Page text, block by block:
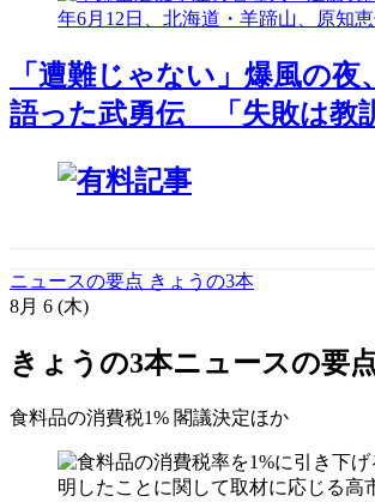
「遭難じゃない」爆風の夜
語った武勇伝 「失敗は教
ニュースの要点 きょうの3本
8月 6 (木)
きょうの3本ニュースの要
食料品の消費税1% 閣議決定ほか